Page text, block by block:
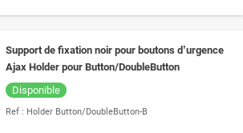
Support de fixation noir pour boutons d’urgence
Ajax Holder pour Button/DoubleButton
Disponible
Ref : Holder Button/DoubleButton-B